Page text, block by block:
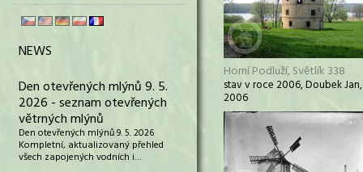
NEWS
Den otevřených mlýnů 9. 5.
2026 - seznam otevřených
větrných mlýnů
Den otevřených mlýnů 9. 5. 2026
Kompletní, aktualizovaný přehled
všech zapojených vodních i…
Horní Podluží, Světlík 338
stav v roce 2006, Doubek Jan,
2006